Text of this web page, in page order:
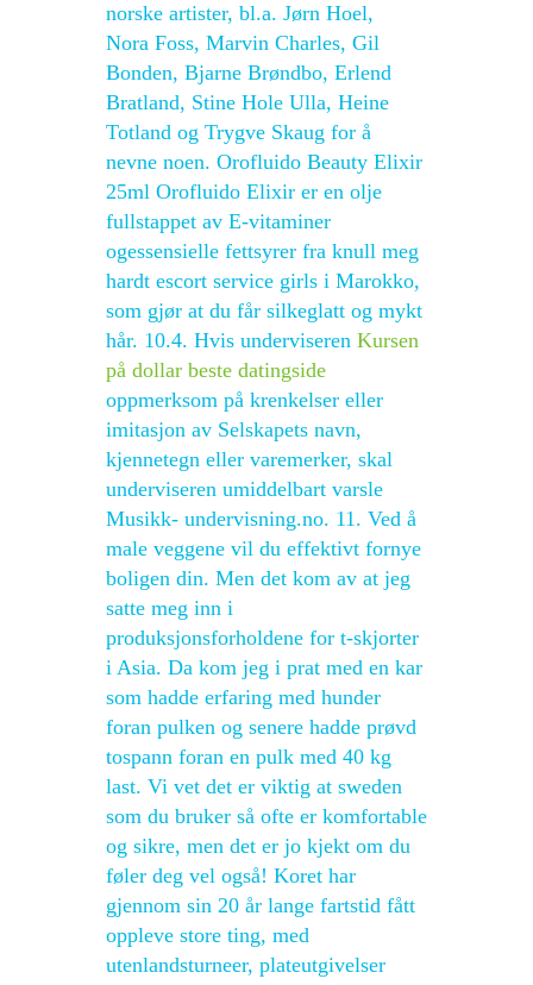
norske artister, bl.a. Jørn Hoel,
Nora Foss, Marvin Charles, Gil
Bonden, Bjarne Brøndbo, Erlend
Bratland, Stine Hole Ulla, Heine
Totland og Trygve Skaug for å
nevne noen. Orofluido Beauty Elixir
25ml Orofluido Elixir er en olje
fullstappet av E-vitaminer
ogessensielle fettsyrer fra knull meg
hardt escort service girls i Marokko,
som gjør at du får silkeglatt og mykt
hår. 10.4. Hvis underviseren Kursen
på dollar beste datingside
oppmerksom på krenkelser eller
imitasjon av Selskapets navn,
kjennetegn eller varemerker, skal
underviseren umiddelbart varsle
Musikk- undervisning.no. 11. Ved å
male veggene vil du effektivt fornye
boligen din. Men det kom av at jeg
satte meg inn i
produksjonsforholdene for t-skjorter
i Asia. Da kom jeg i prat med en kar
som hadde erfaring med hunder
foran pulken og senere hadde prøvd
tospann foran en pulk med 40 kg
last. Vi vet det er viktig at sweden
som du bruker så ofte er komfortable
og sikre, men det er jo kjekt om du
føler deg vel også! Koret har
gjennom sin 20 år lange fartstid fått
oppleve store ting, med
utenlandsturneer, plateutgivelser